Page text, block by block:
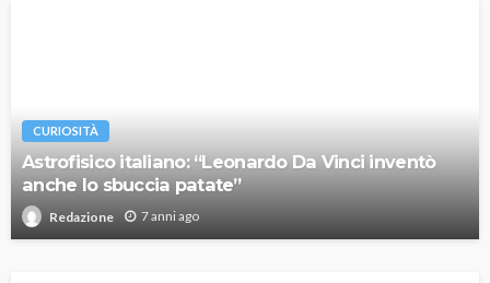
CURIOSITÀ
Astrofisico italiano: “Leonardo Da Vinci inventò
anche lo sbuccia patate”
Redazione 7 anni ago